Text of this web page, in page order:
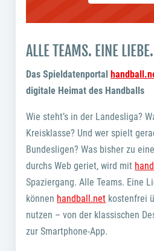
ALLE TEAMS. EINE
Das Spieldatenportal
digitale Heimat des Handballs
Wie steht’s in der Landesliga?
Kreisklasse? Und wer spielt
Bundesligen? Was bisher zu
durchs Web geriet, wird mit
Spaziergang. Alle Teams. Eine
können handball.net kostenfrei
nutzen – von der klassischen
zur Smartphone-App.